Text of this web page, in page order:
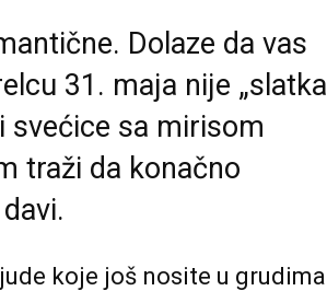
Dolaze da vas
31. maja nije „slatka
svećice sa mirisom
traži da konačno
koje još nosite u grudima